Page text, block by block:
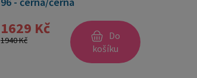
1629 Kč
1940 Kč
Do
košíku